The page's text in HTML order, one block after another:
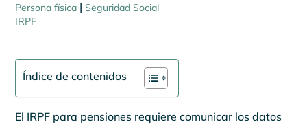
Persona física |Seguridad Social
IRPF
Índice de contenidos
El IRPF para pensiones requiere comunicar los datos